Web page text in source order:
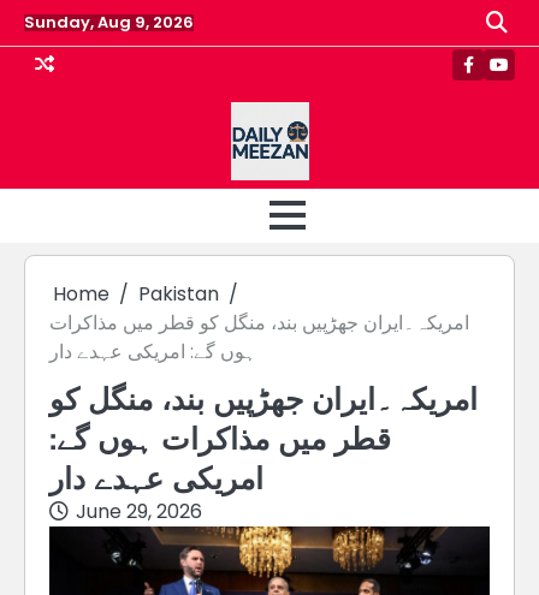
Skip
to
content
Sunday, Aug 9, 2026
Home
Pakistan
امریکہ۔ایران جھڑپیں بند، منگل کو قطر میں مذاکرات
ہوں گے: امریکی عہدے دار
امریکہ۔ایران جھڑپیں بند، منگل کو
قطر میں مذاکرات ہوں گے:
امریکی عہدے دار
June 29, 2026